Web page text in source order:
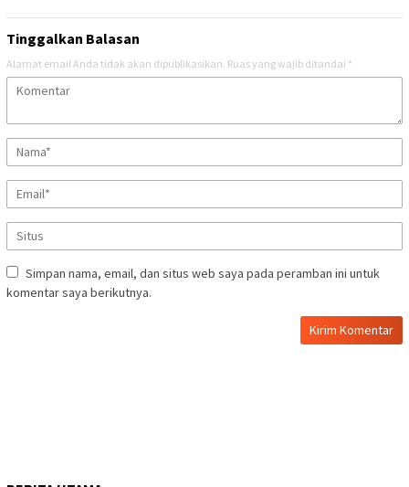
Tinggalkan Balasan
Alamat email Anda tidak akan dipublikasikan. Ruas yang wajib ditandai *
Simpan nama, email, dan situs web saya pada peramban ini untuk
komentar saya berikutnya.